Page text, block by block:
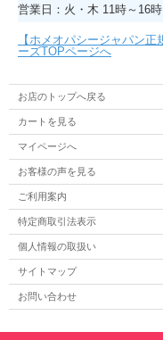
営業日：火・木 11時～16
【ホメオパシージャパン
ーズTOPページへ
お店のトップへ戻る
カートを見る
マイページへ
お客様の声を見る
ご利用案内
特定商取引法表示
個人情報の取扱い
サイトマップ
お問い合わせ